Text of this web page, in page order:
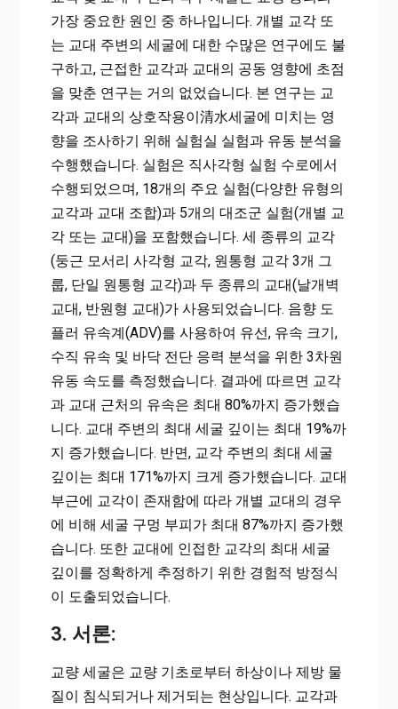
가장 중요한 원인 중 하나입니다. 개별 교각 또
는 교대 주변의 세굴에 대한 수많은 연구에도 불
구하고, 근접한 교각과 교대의 공동 영향에 초점
을 맞춘 연구는 거의 없었습니다. 본 연구는 교
각과 교대의 상호작용이清水세굴에 미치는 영
향을 조사하기 위해 실험실 실험과 유동 분석을
수행했습니다. 실험은 직사각형 실험 수로에서
수행되었으며, 18개의 주요 실험(다양한 유형의
교각과 교대 조합)과 5개의 대조군 실험(개별 교
각 또는 교대)을 포함했습니다. 세 종류의 교각
(둥근 모서리 사각형 교각, 원통형 교각 3개 그
룹, 단일 원통형 교각)과 두 종류의 교대(날개벽
교대, 반원형 교대)가 사용되었습니다. 음향 도
플러 유속계(ADV)를 사용하여 유선, 유속 크기,
수직 유속 및 바닥 전단 응력 분석을 위한 3차원
유동 속도를 측정했습니다. 결과에 따르면 교각
과 교대 근처의 유속은 최대 80%까지 증가했습
니다. 교대 주변의 최대 세굴 깊이는 최대 19%까
지 증가했습니다. 반면, 교각 주변의 최대 세굴
깊이는 최대 171%까지 크게 증가했습니다. 교대
부근에 교각이 존재함에 따라 개별 교대의 경우
에 비해 세굴 구멍 부피가 최대 87%까지 증가했
습니다. 또한 교대에 인접한 교각의 최대 세굴
깊이를 정확하게 추정하기 위한 경험적 방정식
이 도출되었습니다.
3. 서론:
교량 세굴은 교량 기초로부터 하상이나 제방 물
질이 침식되거나 제거되는 현상입니다. 교각과